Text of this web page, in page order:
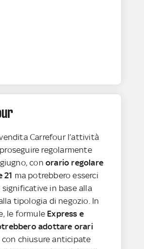
Carrefour l’attività
regolarmente
conorario regolare
21 ma potrebbero esserci
in base alla
tipologia di negozio. In
le formule Express e
adottare orari
con chiusure anticipate